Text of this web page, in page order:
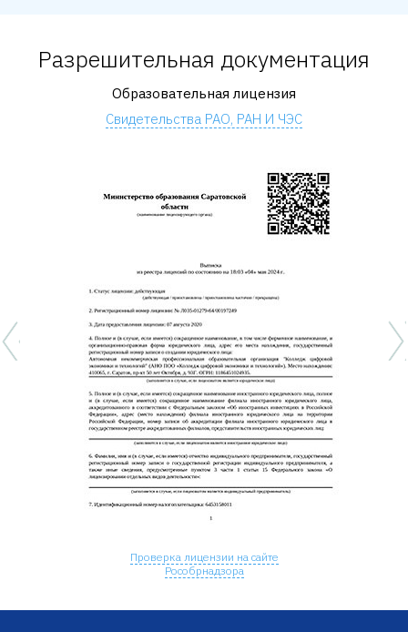
Разрешительная документация
Образовательная лицензия
Свидетельства РАО, РАН И ЧЭС
Проверка лицензии на сайте
Рособрнадзора